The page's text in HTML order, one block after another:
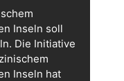
Inseln soll
Die Initiative
Inseln hat